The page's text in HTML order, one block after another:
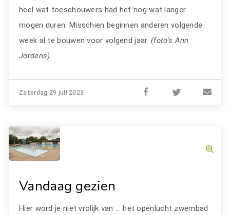
heel wat toeschouwers had het nog wat langer
mogen duren. Misschien beginnen anderen volgende
week al te bouwen voor volgend jaar. (foto's Ann
Jordens)
Zaterdag 29 juli 2023
Vandaag gezien
Hier word je niet vrolijk van ... het openlucht zwembad